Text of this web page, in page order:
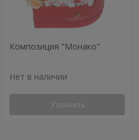
Композиция "Монако"
Нет в наличии
Уточнить